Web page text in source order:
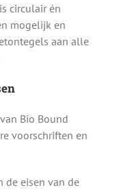
circulair én
mogelijk en
aan alle
Bio Bound
voorschriften en
de eisen van de